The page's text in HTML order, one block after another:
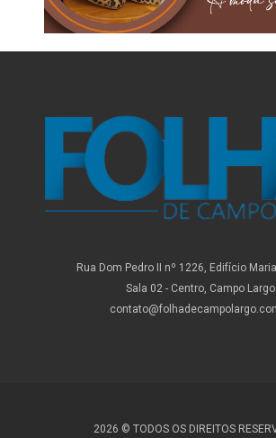
Rua Dom Pedro II nº 1226, Edifício
Sala 02 - Centro, Campo Largo.
2026 © TODOS OS DIREITOS